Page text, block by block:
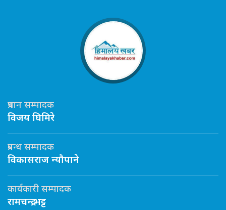
प्रधान सम्पादक
विजय घिमिरे
प्रबन्ध सम्पादक
विकासराज न्यौपाने
कार्यकारी सम्पादक
रामचन्द्र भट्ट